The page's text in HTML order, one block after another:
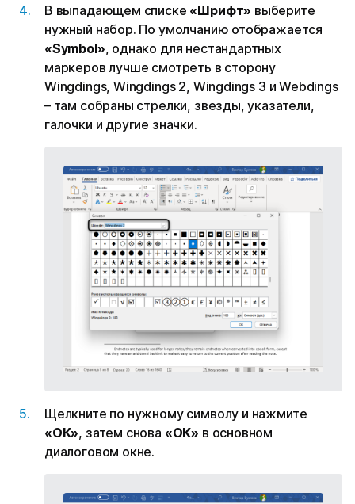
В выпадающем списке «Шрифт» выберите
нужный набор. По умолчанию отображается
«Symbol», однако для нестандартных
маркеров лучше смотреть в сторону
Wingdings, Wingdings 2, Wingdings 3 и Webdings
– там собраны стрелки, звезды, указатели,
галочки и другие значки.
Щелкните по нужному символу и нажмите
«ОК», затем снова «ОК» в основном
диалоговом окне.